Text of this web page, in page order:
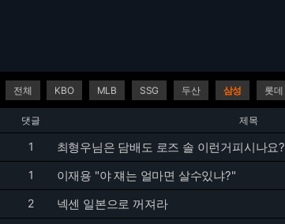
전체 KBO MLB SSG 두산 삼성 롯데
댓글 제목
1 최형우님은 담배도 로즈 솔 이런거피시나요?
1 이재용 "야 쟤는 얼마면 살수있냐?"
2 넥센 일본으로 꺼져라